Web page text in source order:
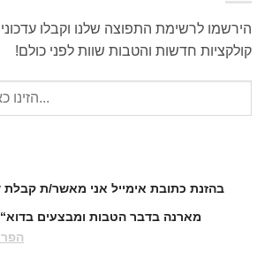
הירשמו לרשימת התפוצה שלנו וקבלו
קולקציות חדשות והטבות שוות לפני כולם!
בהזנת כתובת אימייל אני מאשר/ת קבלת
מארנה בדבר הטבות ומבצעים